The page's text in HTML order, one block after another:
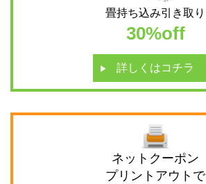
畳持ち込み引き取り
30%off
next 詳しくはコチラ
ネットクーポン
プリントアウトで